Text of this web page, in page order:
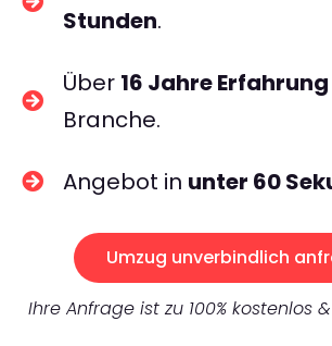
Stunden.
Über 16 Jahre Erfahrung
Branche.
Angebot in unter 60
Umzug unverbindlich
Ihre Anfrage ist zu 100% kostenlos